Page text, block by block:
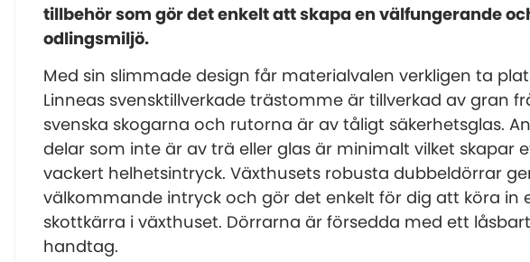
tillbehör som gör det enkelt att skapa en välfungerande
odlingsmiljö.
Med sin slimmade design får materialvalen verkligen ta
Linneas svensktillverkade trästomme är tillverkad av gran
svenska skogarna och rutorna är av tåligt säkerhetsglas.
delar som inte är av trä eller glas är minimalt vilket skapar
vackert helhetsintryck. Växthusets robusta dubbeldörrar
välkommande intryck och gör det enkelt för dig att köra in
skottkärra i växthuset. Dörrarna är försedda med ett låsbart
handtag.